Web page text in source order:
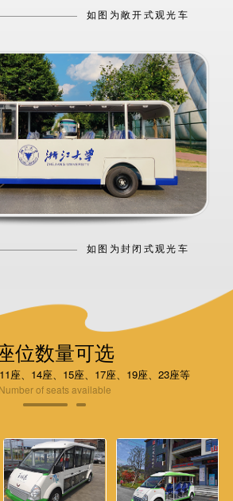
如图为敞开式观光车
如图为封闭式观光车
位数量可选
座、14座、15座、17座、19座、23座等
Number of seats available